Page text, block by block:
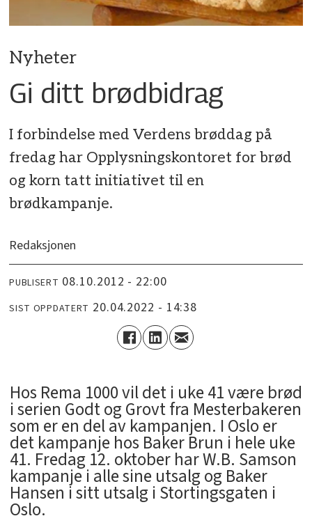
Nyheter
Gi ditt brødbidrag
I forbindelse med Verdens brøddag på
fredag har Opplysningskontoret for brød
og korn tatt initiativet til en
brødkampanje.
Redaksjonen
PUBLISERT 08.10.2012 - 22:00
SIST OPPDATERT 20.04.2022 - 14:38
Hos Rema 1000 vil det i uke 41 være brød
i serien Godt og Grovt fra Mesterbakeren
som er en del av kampanjen. I Oslo er
det kampanje hos Baker Brun i hele uke
41. Fredag 12. oktober har W.B. Samson
kampanje i alle sine utsalg og Baker
Hansen i sitt utsalg i Stortingsgaten i
Oslo.